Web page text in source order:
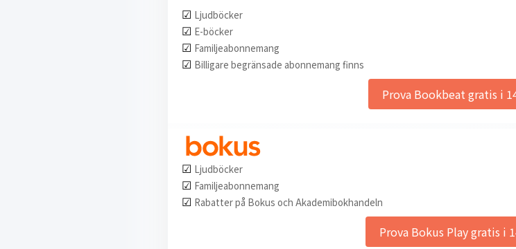
☑︎ Ljudböcker
☑︎ E-böcker
☑︎ Familjeabonnemang
☑︎ Billigare begränsade abonnemang finns
Prova Bookbeat gratis i
☑︎ Ljudböcker
☑︎ Familjeabonnemang
☑︎ Rabatter på Bokus och Akademibokhandeln
Prova Bokus Play gratis i